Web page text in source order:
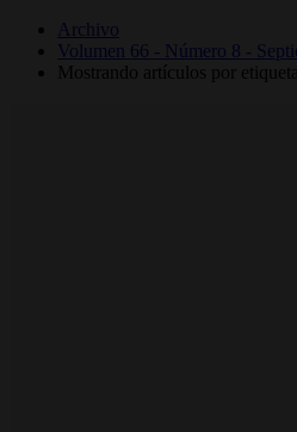
Archivo
Volumen 66 - Número 8 -
Mostrando artículos por